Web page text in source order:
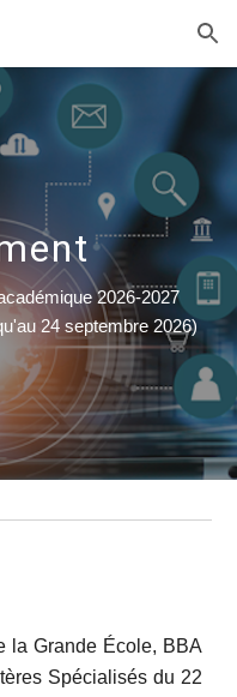
Skip to navigation
2026-2027
24 septembre 2026)
la Grande École, BBA
Spécialisés du 22